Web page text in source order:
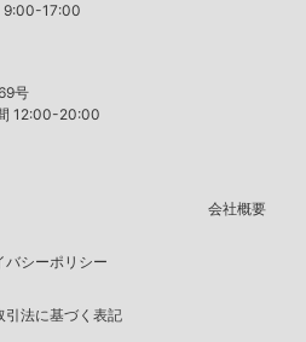
17:00
号
12:00-20:00
会社概要
バシーポリシー
引法に基づく表記